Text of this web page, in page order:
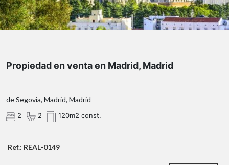
Propiedad en venta en Madrid, Madrid
de Segovia, Madrid, Madrid
2 2 120m2 const.
Ref.: REAL-0149